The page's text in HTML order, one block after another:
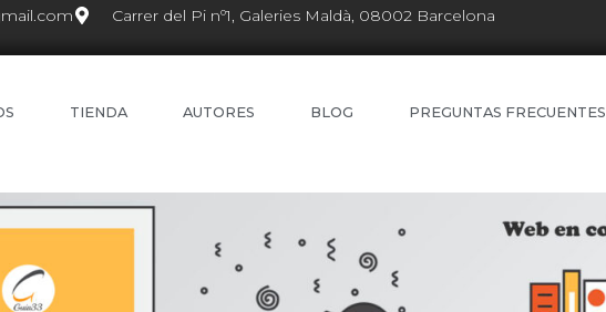
Carrer del Pi nº1, Galeries Maldà, 08002 Barcelona
TIENDA AUTORES BLOG PREGUNTAS FRECUENTES